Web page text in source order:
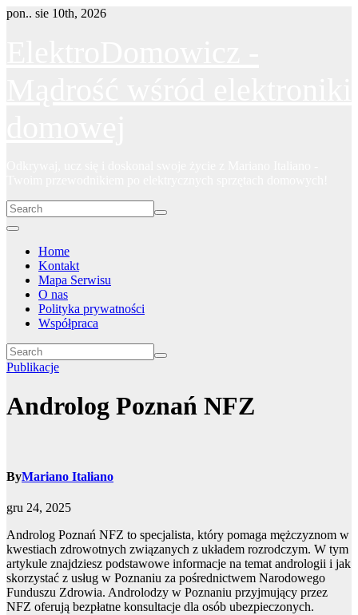
Skip
pon.. sie 10th, 2026
Home
Kontakt
Mapa Serwisu
O nas
Polityka prywatności
Współpraca
Publikacje
Androlog Poznań NFZ
ByMariano Italiano
gru 24, 2025
Androlog Poznań NFZ to specjalista, który pomaga mężczyznom w
kwestiach zdrowotnych związanych z układem rozrodczym. W tym
artykule znajdziesz podstawowe informacje na temat andrologii i jak
skorzystać z usług w Poznaniu za pośrednictwem Narodowego
Funduszu Zdrowia. Androlodzy w Poznaniu przyjmujący przez
NFZ oferują bezpłatne konsultacje dla osób ubezpieczonych.